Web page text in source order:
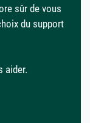
sûr de vous
du support
aider.